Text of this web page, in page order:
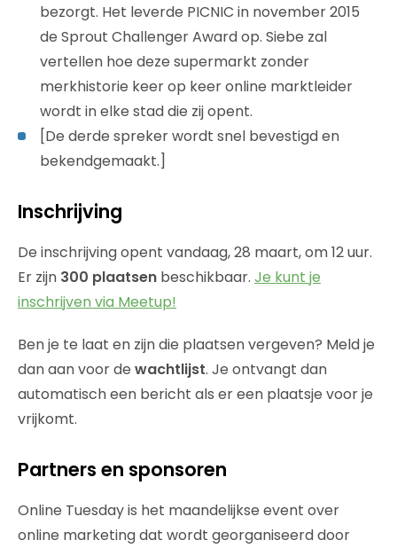
bezorgt. Het leverde PICNIC in november 2015
de Sprout Challenger Award op. Siebe zal
vertellen hoe deze supermarkt zonder
merkhistorie keer op keer online marktleider
wordt in elke stad die zij opent.
[De derde spreker wordt snel bevestigd en
bekendgemaakt.]
Inschrijving
De inschrijving opent vandaag, 28 maart, om 12 uur.
Er zijn 300 plaatsen beschikbaar. Je kunt je
inschrijven via Meetup!
Ben je te laat en zijn die plaatsen vergeven? Meld je
dan aan voor de wachtlijst. Je ontvangt dan
automatisch een bericht als er een plaatsje voor je
vrijkomt.
Partners en sponsoren
Online Tuesday is het maandelijkse event over
online marketing dat wordt georganiseerd door